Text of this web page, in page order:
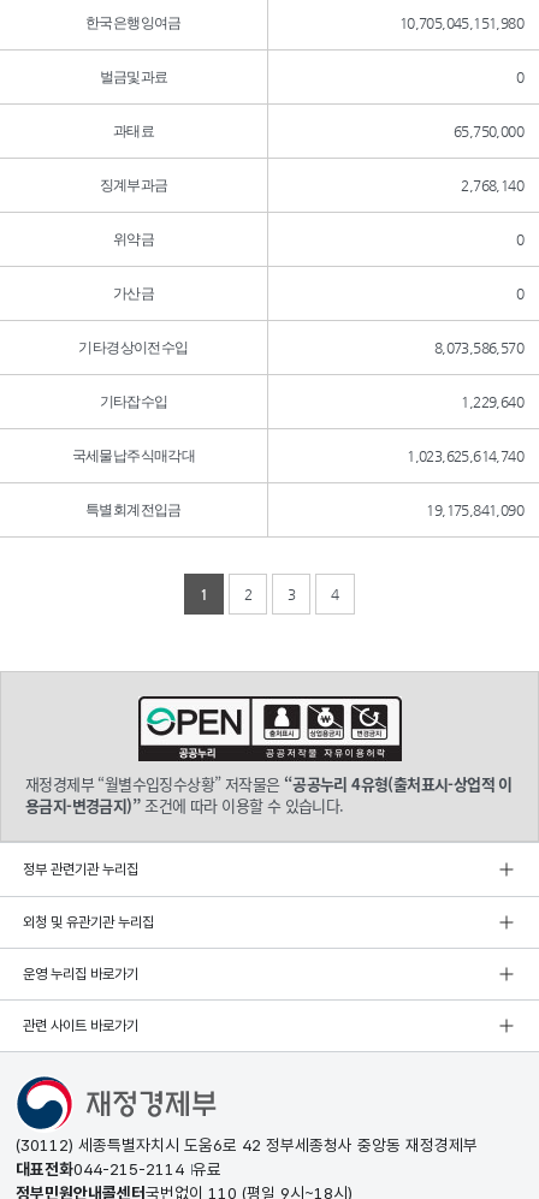
한국은행잉여금 10,705,045,151,980
벌금및과료 0
과태료 65,750,000
징계부과금 2,768,140
위약금 0
가산금 0
기타경상이전수입 8,073,586,570
기타잡수입 1,229,640
국세물납주식매각대 1,023,625,614,740
특별회계전입금 19,175,841,090
1 2 3 4
재정경제부 “월별수입징수상황” 저작물은 “공공누리 4유형(출처표시-상업적 이
용금지-변경금지)”조건에 따라 이용할 수 있습니다.
정부 관련기관 누리집
외청 및 유관기관 누리집
운영 누리집 바로가기
관련 사이트 바로가기
(30112) 세종특별자치시 도움6로 42 정부세종청사 중앙동 재정경제부
대표전화044-215-2114 유료
정부민원안내콜센터국번없이 110 (평일 9시~18시)